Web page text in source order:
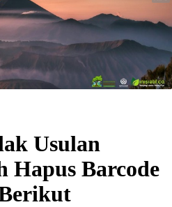
Usulan
Hapus Barcode